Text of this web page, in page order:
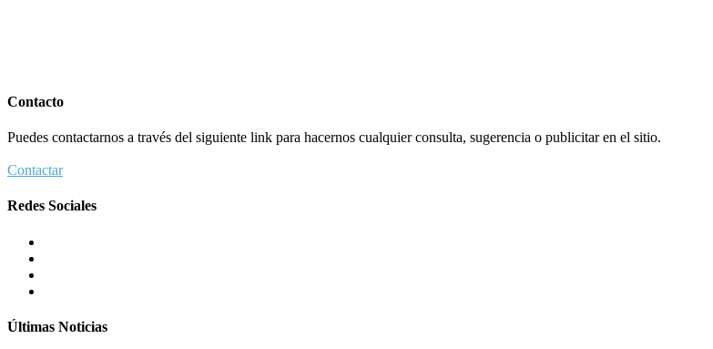
Contacto
Puedes contactarnos a través del siguiente link para hacernos cualquier consulta, sugerencia o publicitar en el sitio.
Contactar
Redes Sociales
Últimas Noticias